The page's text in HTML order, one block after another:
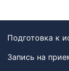
Подготовка к
Запись на